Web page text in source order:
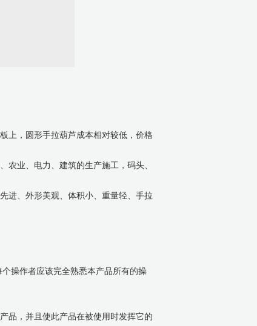
上，圆形手拉葫芦成本相对较低，价格
农业、电力、建筑的生产施工，码头、
进、外形美观、体积小、重量轻、手拉
操作者应该完全熟悉本产品所有的操
品，并且使此产品在被使用时发挥它的